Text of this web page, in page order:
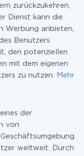
zurückzukehren,
Dienst kann die
Werbung anbieten,
Benutzers
den potenziellen
mit dem eigenen
zu nutzen.
Mehr
der
von
weltweit. Durch